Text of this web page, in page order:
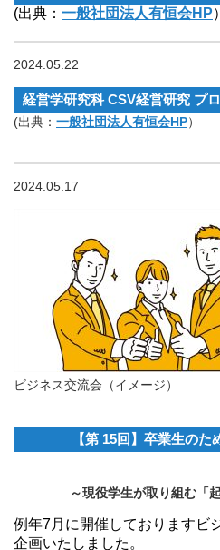
(出典： 一般社団法人有恒会HP）
2024.05.22
経営学研究科 CSV経営研究 プ
(出典： 一般社団法人有恒会HP）
2024.05.17
ビジネス交流会（イメージ）
【第 15回】卒業生の
～現役学生が取り組む「
例年7月に開催しておりますビ
企画いたしました。